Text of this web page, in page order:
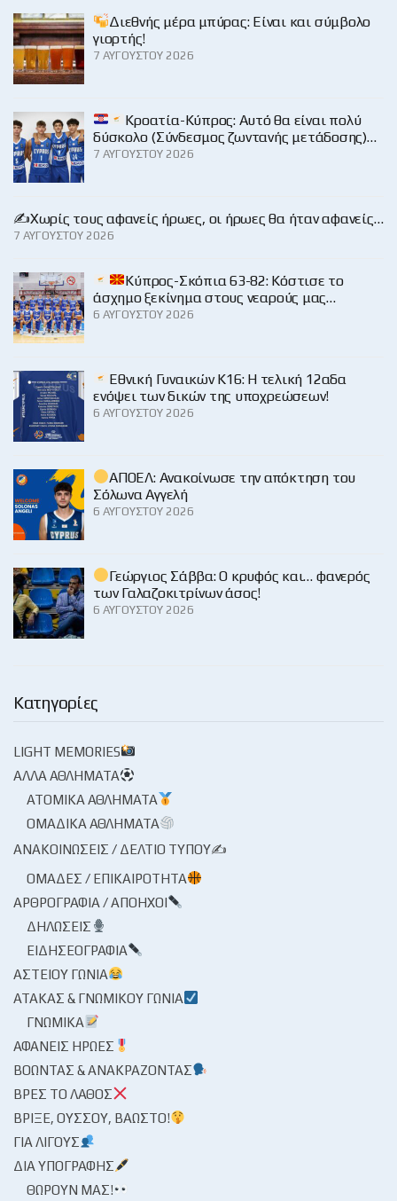
Διεθνής μέρα μπύρας: Είναι και σύμβολο
γιορτής!
7 ΑΥΓΟΎΣΤΟΥ 2026
Κροατία-Κύπρος: Αυτό θα είναι πολύ
δύσκολο (Σύνδεσμος ζωντανής μετάδοσης)…
7 ΑΥΓΟΎΣΤΟΥ 2026
✍️Χωρίς τους αφανείς ήρωες, οι ήρωες θα ήταν αφανείς…
7 ΑΥΓΟΎΣΤΟΥ 2026
Κύπρος-Σκόπια 63-82: Κόστισε το
άσχημο ξεκίνημα στους νεαρούς μας…
6 ΑΥΓΟΎΣΤΟΥ 2026
Εθνική Γυναικών Κ16: Η τελική 12αδα
ενόψει των δικών της υποχρεώσεων!
6 ΑΥΓΟΎΣΤΟΥ 2026
ΑΠΟΕΛ: Ανακοίνωσε την απόκτηση του
Σόλωνα Αγγελή
6 ΑΥΓΟΎΣΤΟΥ 2026
Γεώργιος Σάββα: Ο κρυφός και… φανερός
των Γαλαζοκιτρίνων άσος!
6 ΑΥΓΟΎΣΤΟΥ 2026
Κατηγορίες
LIGHT MEMORIES
ΆΛΛΑ ΑΘΛΉΜΑΤΑ
ΑΤΟΜΙΚΆ ΑΘΛΉΜΑΤΑ
ΟΜΑΔΙΚΆ ΑΘΛΉΜΑΤΑ
ΑΝΑΚΟΙΝΏΣΕΙΣ / ΔΕΛΤΊΟ ΤΎΠΟΥ✍
ΟΜΆΔΕΣ / ΕΠΙΚΑΙΡΌΤΗΤΑ
ΑΡΘΡΟΓΡΑΦΊΑ / ΑΠΌΗΧΟΙ
ΔΗΛΏΣΕΙΣ
ΕΙΔΗΣΕΟΓΡΑΦΊΑ
ΑΣΤΕΊΟΥ ΓΩΝΊΑ
ΑΤΆΚΑΣ & ΓΝΩΜΙΚΟΎ ΓΩΝΊΑ
ΓΝΩΜΙΚΆ
ΑΦΑΝΕΊΣ ΉΡΩΕΣ
ΒΟΏΝΤΑΣ & ΑΝΑΚΡΆΖΟΝΤΑΣ
ΒΡΕΣ ΤΟ ΛΆΘΟΣ
ΒΡΊΞΕ, ΟΎΣΣΟΥ, ΒΆΩΣΤΟ!
ΓΙΑ ΛΊΓΟΥΣ
ΔΙΑ ΥΠΟΓΡΑΦΉΣ
ΘΩΡΟΎΝ ΜΑΣ!